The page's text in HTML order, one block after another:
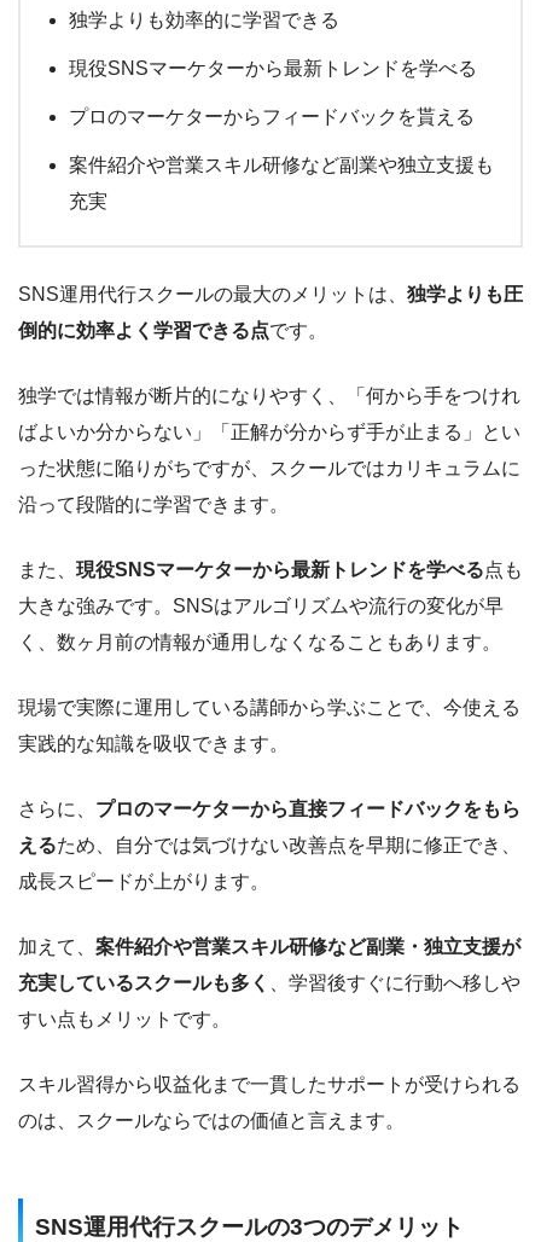
独学よりも効率的に学習できる
現役SNSマーケターから最新トレンドを学べる
プロのマーケターからフィードバックを貰える
案件紹介や営業スキル研修など副業や独立支援も
充実
SNS運用代行スクールの最大のメリットは、 独学よりも圧
倒的に効率よく学習できる点です。
独学では情報が断片的になりやすく、「何から手をつけれ
ばよいか分からない」「正解が分からず手が止まる」とい
った状態に陥りがちですが、スクールではカリキュラムに
沿って段階的に学習できます。
また、 現役SNSマーケターから最新トレンドを学べる点も
大きな強みです。SNSはアルゴリズムや流行の変化が早
く、数ヶ月前の情報が通用しなくなることもあります。
現場で実際に運用している講師から学ぶことで、今使える
実践的な知識を吸収できます。
さらに、 プロのマーケターから直接フィードバックをもら
えるため、自分では気づけない改善点を早期に修正でき、
成長スピードが上がります。
加えて、 案件紹介や営業スキル研修など副業・独立支援が
充実しているスクールも多く
、学習後すぐに行動へ移しや
すい点もメリットです。
スキル習得から収益化まで一貫したサポートが受けられる
のは、スクールならではの価値と言えます。
SNS運用代行スクールの3つのデメリット